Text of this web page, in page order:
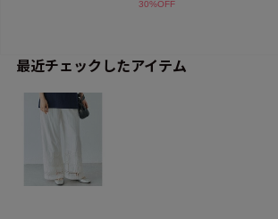
最近チェックしたアイテム